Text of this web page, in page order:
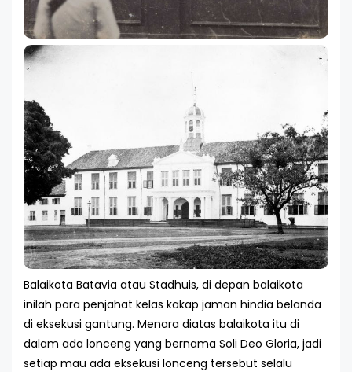
Balaikota Batavia atau Stadhuis, di depan balaikota
inilah para penjahat kelas kakap jaman hindia belanda
di eksekusi gantung. Menara diatas balaikota itu di
dalam ada lonceng yang bernama Soli Deo Gloria, jadi
setiap mau ada eksekusi lonceng tersebut selalu